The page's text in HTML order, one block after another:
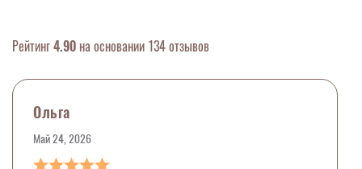
Рейтинг4.90 на основании 134 отзывов
Ольга
Май 24, 2026